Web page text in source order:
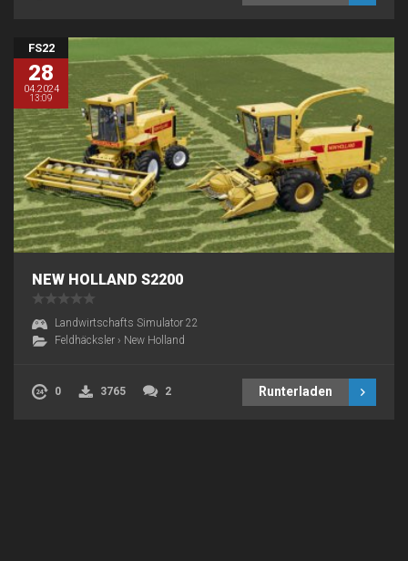
FS22
28
04.2024
13:09
NEW HOLLAND S2200
Landwirtschafts Simulator 22
Feldhäcksler › New Holland
0 3765 2 Runterladen